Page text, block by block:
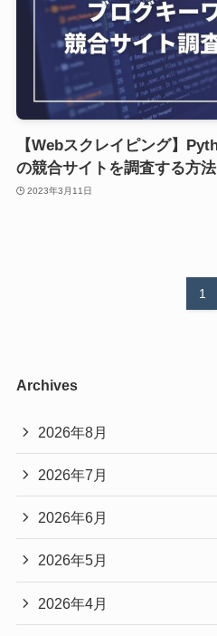
【Webスクレイピング】
の競合サイトを調査する方法
2023年3月11日
1
Archives
2026年8月
2026年7月
2026年6月
2026年5月
2026年4月